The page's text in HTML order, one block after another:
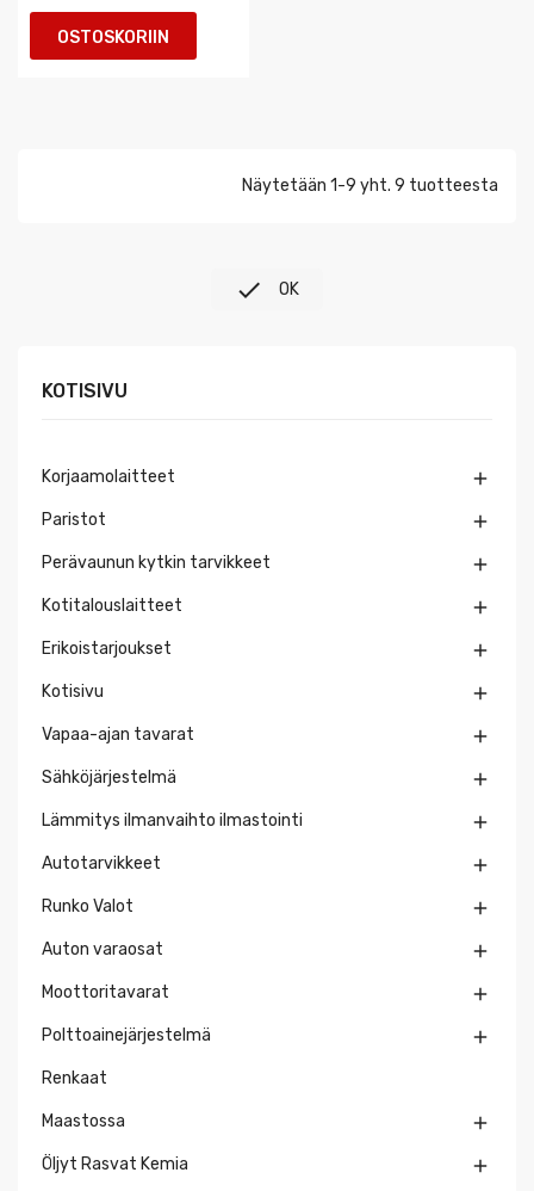
OSTOSKORIIN
Näytetään 1-9 yht. 9 tuotteesta
 OK
KOTISIVU
Korjaamolaitteet 
Paristot 
Perävaunun kytkin tarvikkeet 
Kotitalouslaitteet 
Erikoistarjoukset 
Kotisivu 
Vapaa-ajan tavarat 
Sähköjärjestelmä 
Lämmitys ilmanvaihto ilmastointi 
Autotarvikkeet 
Runko Valot 
Auton varaosat 
Moottoritavarat 
Polttoainejärjestelmä 
Renkaat
Maastossa 
Öljyt Rasvat Kemia 